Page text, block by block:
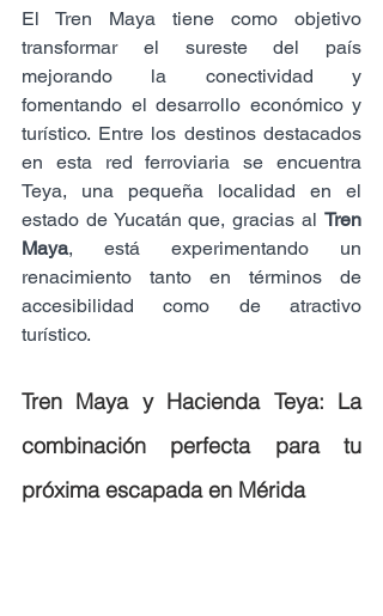
El Tren Maya tiene como objetivo
transformar el sureste del país
mejorando la conectividad y
fomentando el desarrollo económico y
turístico. Entre los destinos destacados
en esta red ferroviaria se encuentra
Teya, una pequeña localidad en el
estado de Yucatán que, gracias al Tren
Maya, está experimentando un
renacimiento tanto en términos de
accesibilidad como de atractivo
turístico.
Tren Maya y Hacienda Teya: La
combinación perfecta para tu
próxima escapada en Mérida